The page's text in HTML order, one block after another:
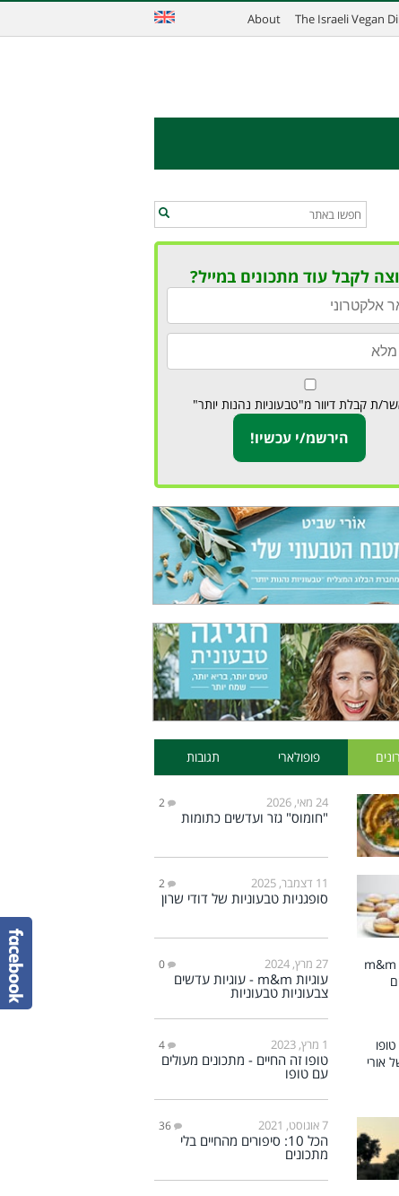
The Israeli Vegan
About
לקבל עוד מתכונים במייל?
ת קבלת דיוור מ"טבעוניות נהנות יותר"
פופולארי תגובות
24 מאי, 2026 2
"חומוס" גזר ועדשים כתומות
11 דצמבר, 2025 2
סופגניות טבעוניות של דודי שרון
27 מרץ, 2024 0
עוגיות m&m - עוגיות עדשים
צבעוניות טבעוניות
1 מרץ, 2023 4
טופו זה החיים - מתכונים מעולים
עם טופו
7 אוגוסט, 2021 36
הכל 10: סיפורים מהחיים בלי
מתכונים